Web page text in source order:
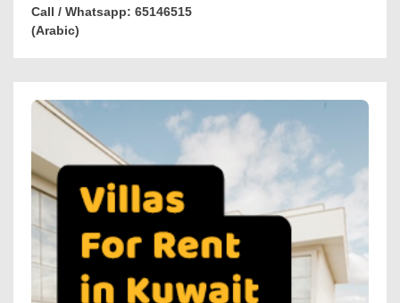
Call / Whatsapp: 65146515
(Arabic)